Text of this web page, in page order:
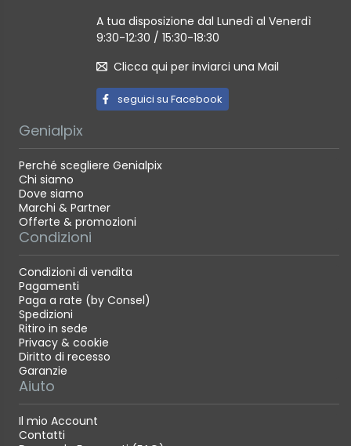
A tua disposizione dal Lunedì al Venerdì
9:30-12:30 / 15:30-18:30
Clicca qui per inviarci una Mail
seguici su Facebook
Genialpix
Perché scegliere Genialpix
Chi siamo
Dove siamo
Marchi & Partner
Offerte & promozioni
Condizioni
Condizioni di vendita
Pagamenti
Paga a rate (by Consel)
Spedizioni
Ritiro in sede
Privacy & cookie
Diritto di recesso
Garanzie
Aiuto
Il mio Account
Contatti